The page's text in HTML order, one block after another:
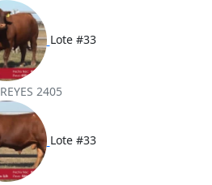
Lote #33
REYES 2405
Lote #33